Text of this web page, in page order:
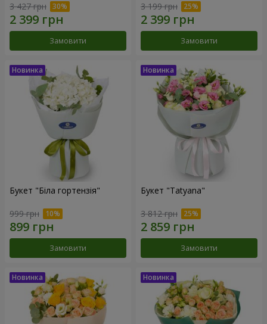
3 427 грн
Замовити
3 199 грн
Замовити
Букет "Біла гортензія"
999 грн
Замовити
Букет "Tatyana"
3 812 грн
Замовити